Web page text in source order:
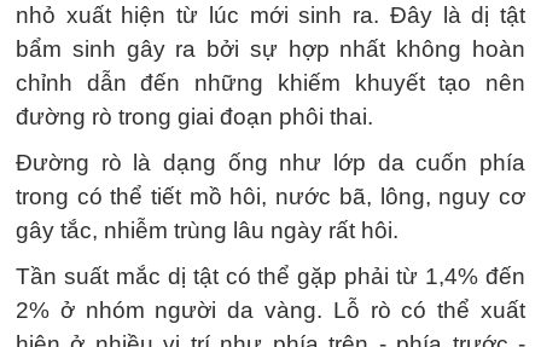
nhỏ xuất hiện từ lúc mới sinh ra. Đây là dị tật
bẩm sinh gây ra bởi sự hợp nhất không hoàn
chỉnh dẫn đến những khiếm khuyết tạo nên
đường rò trong giai đoạn phôi thai.
Đường rò là dạng ống như lớp da cuốn phía
trong có thể tiết mồ hôi, nước bã, lông, nguy cơ
gây tắc, nhiễm trùng lâu ngày rất hôi.
Tần suất mắc dị tật có thể gặp phải từ 1,4% đến
2% ở nhóm người da vàng. Lỗ rò có thể xuất